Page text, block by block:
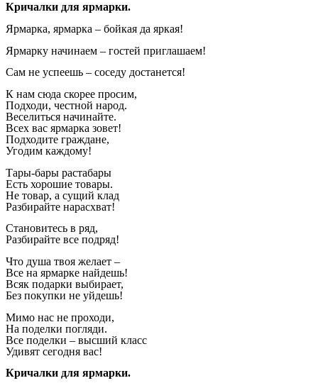
Кричалки для ярмарки.
Ярмарка, ярмарка – бойкая да яркая!
Ярмарку начинаем – гостей приглашаем!
Сам не успеешь – соседу достанется!
К нам сюда скорее просим,
Подходи, честной народ.
Веселиться начинайте.
Всех вас ярмарка зовет!
Подходите граждане,
Угодим каждому!
Тары-бары растабары
Есть хорошие товары.
Не товар, а сущий клад
Разбирайте нарасхват!
Становитесь в ряд,
Разбирайте все подряд!
Что душа твоя желает –
Все на ярмарке найдешь!
Всяк подарки выбирает,
Без покупки не уйдешь!
Мимо нас не проходи,
На поделки погляди.
Все поделки – высший класс
Удивят сегодня вас!
Кричалки для ярмарки.